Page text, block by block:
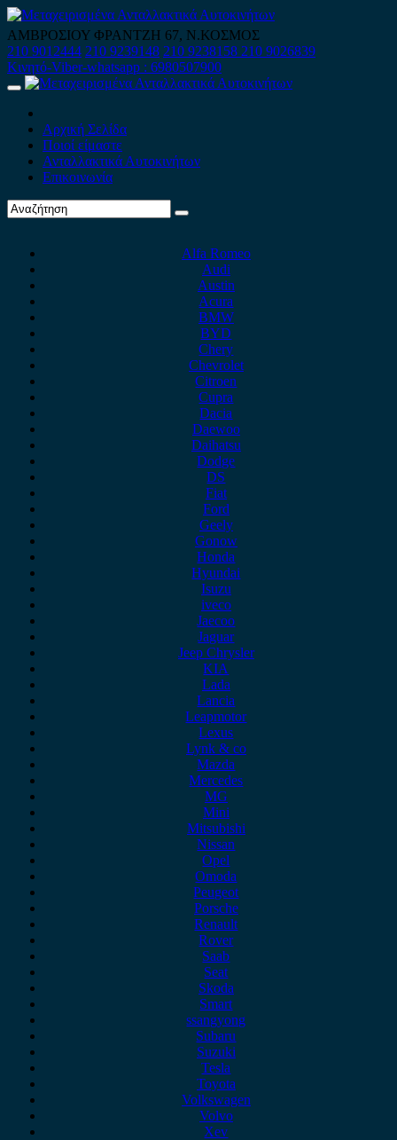
Skip
to
content
ΑΜΒΡΟΣΙΟΥ ΦΡΑΝΤΖΗ 67, Ν.ΚΟΣΜΟΣ
210 9012444 210 9239148 210 9238158 210 9026839
Κινητό-Viber-whatsapp : 6980507900
Primary
Αρχική Σελίδα
Ποιοί είμαστε
Ανταλλακτικά Αυτοκινήτων
Επικοινωνία
Alfa Romeo
Audi
Austin
Acura
BMW
BYD
Chery
Chevrolet
Citroen
Cupra
Dacia
Daewoo
Daihatsu
Dodge
DS
Fiat
Ford
Geely
Gonow
Honda
Hyundai
Isuzu
iveco
Jaecoo
Jaguar
Jeep Chrysler
KIA
Lada
Lancia
Leapmotor
Lexus
Lynk & co
Mazda
Mercedes
MG
Mini
Mitsubishi
Nissan
Opel
Omoda
Peugeot
Porsche
Renault
Rover
Saab
Seat
Skoda
Smart
ssangyong
Subaru
Suzuki
Tesla
Toyota
Volkswagen
Volvo
Xev